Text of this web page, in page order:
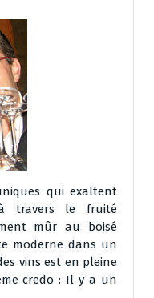
qui exaltent
travers le fruité
mûr au boisé
moderne dans un
vins est en pleine
credo : Il y a un